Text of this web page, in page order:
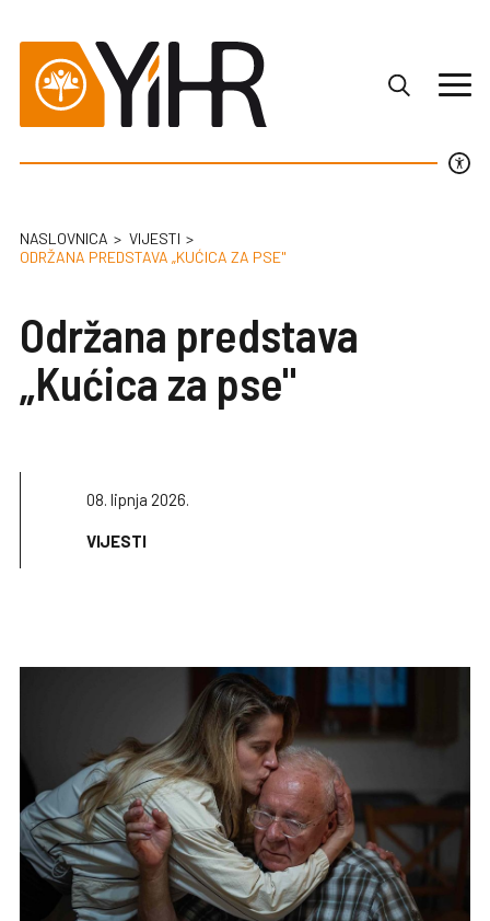
NASLOVNICA
VIJESTI
ODRŽANA PREDSTAVA „KUĆICA ZA PSE"
08. lipnja 2026.
VIJESTI
Održana predstava
„Kućica za pse"